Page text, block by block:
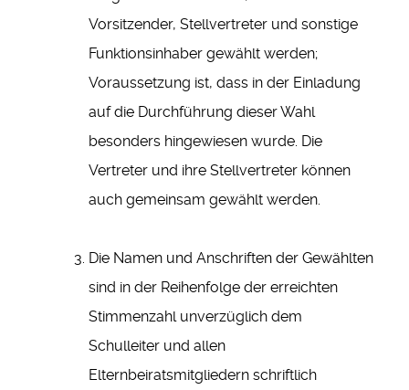
Vorsitzender, Stellvertreter und sonstige
Funktionsinhaber gewählt werden;
Voraussetzung ist, dass in der Einladung
auf die Durchführung dieser Wahl
besonders hingewiesen wurde. Die
Vertreter und ihre Stellvertreter können
auch gemeinsam gewählt werden.
Die Namen und Anschriften der Gewählten
sind in der Reihenfolge der erreichten
Stimmenzahl unverzüglich dem
Schulleiter und allen
Elternbeiratsmitgliedern schriftlich